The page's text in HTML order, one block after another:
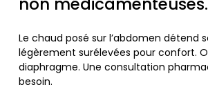
Le chaud posé sur l’abdomen détend
légèrement surélevées pour confort.
diaphragme. Une consultation
besoin.